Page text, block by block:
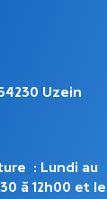
Uzein
: Lundi au
à 12h00 et le